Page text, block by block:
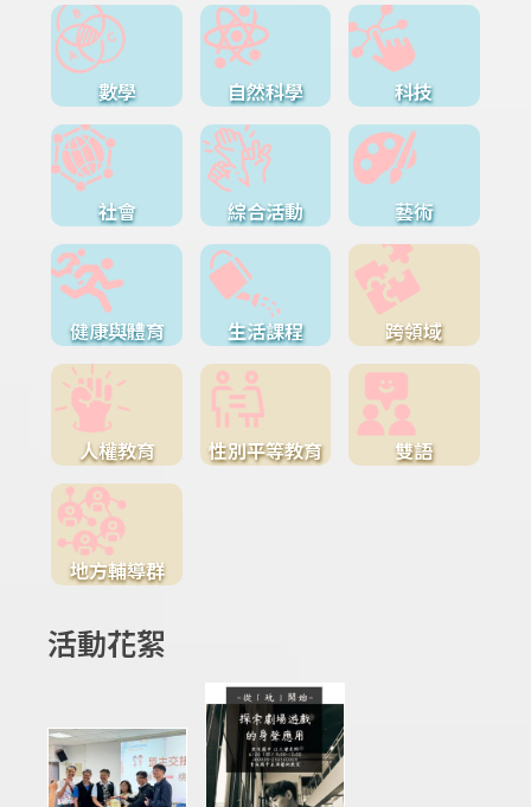
數學 自然科學 科技
社會 綜合活動 藝術
健康與體育 生活課程 跨領域
人權教育 性別平等教育 雙語
地方輔導群
活動花絮